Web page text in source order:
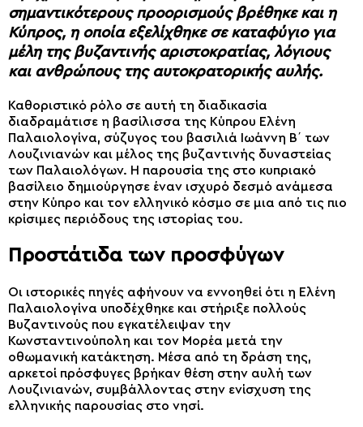
σημαντικότερους προορισμούς βρέθηκε και η
Κύπρος, η οποία εξελίχθηκε σε καταφύγιο για
μέλη της βυζαντινής αριστοκρατίας, λόγιους
και ανθρώπους της αυτοκρατορικής αυλής.
Καθοριστικό ρόλο σε αυτή τη διαδικασία
διαδραμάτισε η βασίλισσα της Κύπρου Ελένη
Παλαιολογίνα, σύζυγος του βασιλιά Ιωάννη Β΄ των
Λουζινιανών και μέλος της βυζαντινής δυναστείας
των Παλαιολόγων. Η παρουσία της στο κυπριακό
βασίλειο δημιούργησε έναν ισχυρό δεσμό ανάμεσα
στην Κύπρο και τον ελληνικό κόσμο σε μια από τις πιο
κρίσιμες περιόδους της ιστορίας του.
Προστάτιδα των προσφύγων
Οι ιστορικές πηγές αφήνουν να εννοηθεί ότι η Ελένη
Παλαιολογίνα υποδέχθηκε και στήριξε πολλούς
Βυζαντινούς που εγκατέλειψαν την
Κωνσταντινούπολη και τον Μορέα μετά την
οθωμανική κατάκτηση. Μέσα από τη δράση της,
αρκετοί πρόσφυγες βρήκαν θέση στην αυλή των
Λουζινιανών, συμβάλλοντας στην ενίσχυση της
ελληνικής παρουσίας στο νησί.